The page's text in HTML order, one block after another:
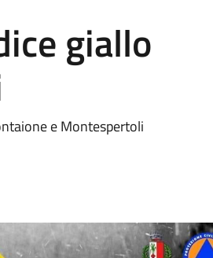
giallo
e Montespertoli